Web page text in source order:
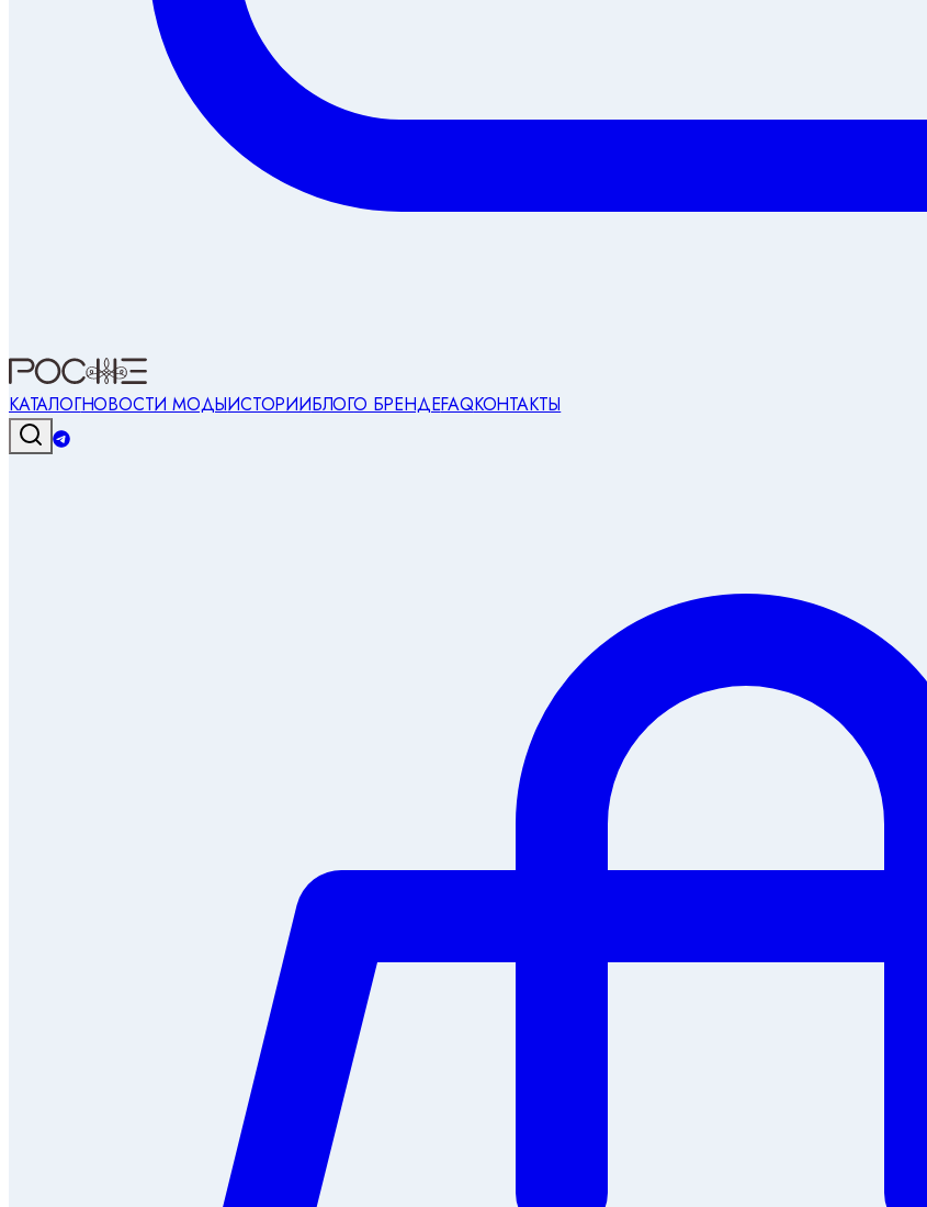
КАТАЛОГНОВОСТИ МОДЫИСТОРИИБЛОГО БРЕНДЕFAQКОНТАКТЫ